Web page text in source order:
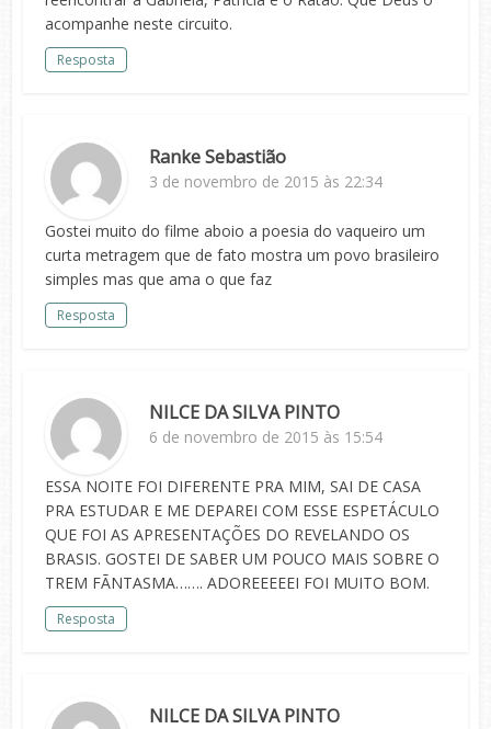
acompanhe neste circuito.
Resposta
Ranke Sebastião
3 de novembro de 2015 às 22:34
Gostei muito do filme aboio a poesia do vaqueiro um
curta metragem que de fato mostra um povo brasileiro
simples mas que ama o que faz
Resposta
NILCE DA SILVA PINTO
6 de novembro de 2015 às 15:54
ESSA NOITE FOI DIFERENTE PRA MIM, SAI DE CASA
PRA ESTUDAR E ME DEPAREI COM ESSE ESPETÁCULO
QUE FOI AS APRESENTAÇÕES DO REVELANDO OS
BRASIS. GOSTEI DE SABER UM POUCO MAIS SOBRE O
TREM FÃNTASMA……. ADOREEEEEI FOI MUITO BOM.
Resposta
NILCE DA SILVA PINTO